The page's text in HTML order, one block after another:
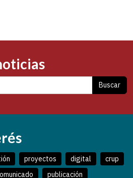
Buscar
proyectos digital
crup
publicación